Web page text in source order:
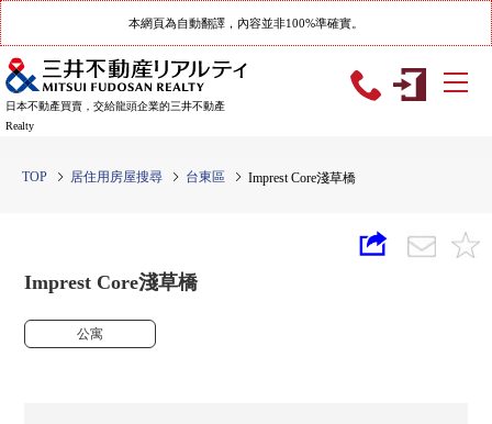
本網頁為自動翻譯，內容並非100%準確實。
日本不動產買賣，交給龍頭企業的三井不動產
Realty
TOP 居住用房屋搜尋 台東區 Imprest Core淺草橋
Imprest Core淺草橋
公寓